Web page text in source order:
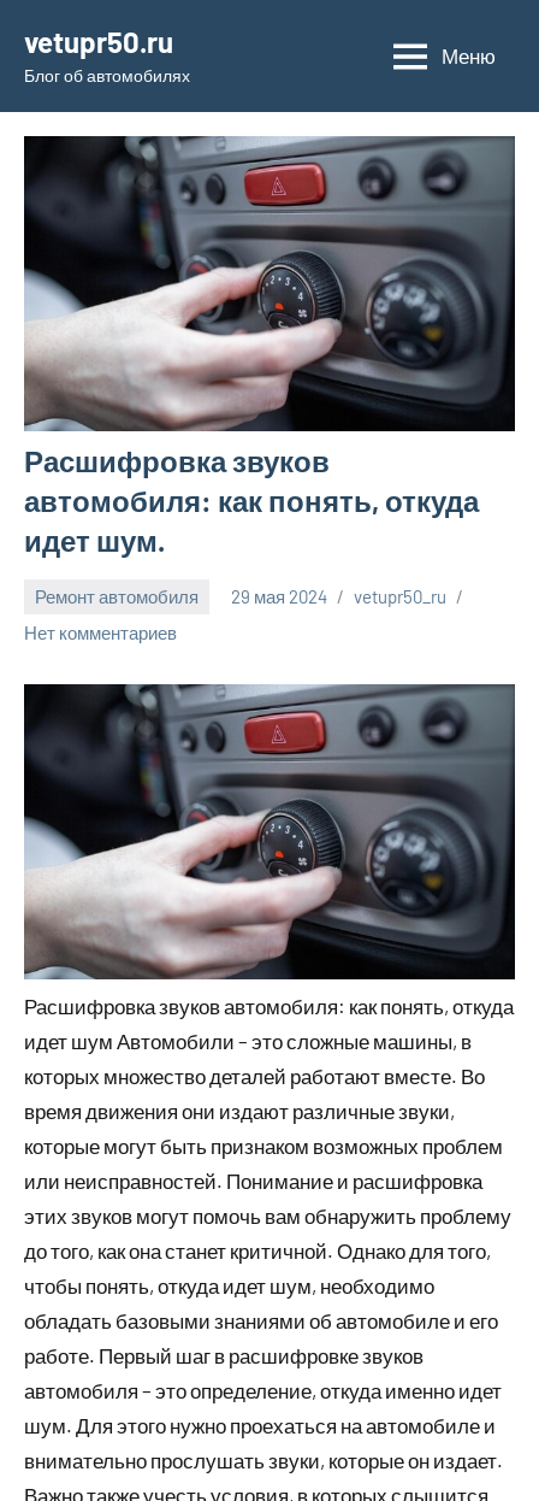
содержимому
vetupr50.ru
Блог об автомобилях
Меню
Расшифровка звуков
автомобиля: как понять, откуда
идет шум.
Ремонт автомобиля 29 мая 2024
vetupr50_ru
Нет комментариев
Расшифровка звуков автомобиля: как понять, откуда
идет шум Автомобили – это сложные машины, в
которых множество деталей работают вместе. Во
время движения они издают различные звуки,
которые могут быть признаком возможных проблем
или неисправностей. Понимание и расшифровка
этих звуков могут помочь вам обнаружить проблему
до того, как она станет критичной. Однако для того,
чтобы понять, откуда идет шум, необходимо
обладать базовыми знаниями об автомобиле и его
работе. Первый шаг в расшифровке звуков
автомобиля – это определение, откуда именно идет
шум. Для этого нужно проехаться на автомобиле и
внимательно прослушать звуки, которые он издает.
Важно также учесть условия, в которых слышится